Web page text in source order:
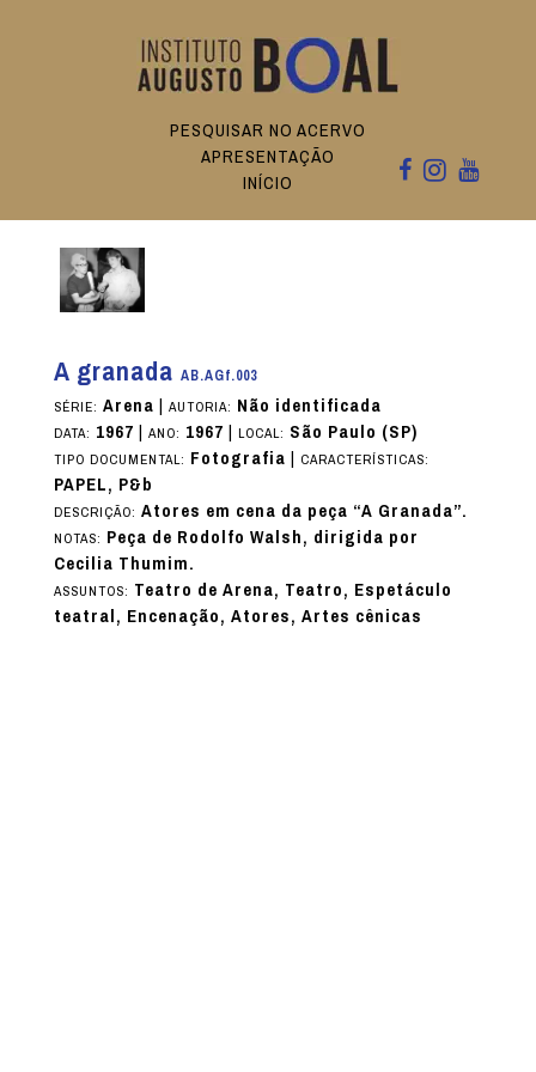
PESQUISAR NO ACERVO
APRESENTAÇÃO
INÍCIO
A granada AB.AGf.003
SÉRIE: Arena| AUTORIA: Não identificada
DATA: 1967| ANO: 1967| LOCAL: São Paulo (SP)
TIPO DOCUMENTAL: Fotografia| CARACTERÍSTICAS:
PAPEL, P&b
DESCRIÇÃO: Atores em cena da peça “A Granada”.
NOTAS: Peça de Rodolfo Walsh, dirigida por
Cecilia Thumim.
ASSUNTOS: Teatro de Arena, Teatro, Espetáculo
teatral, Encenação, Atores, Artes cênicas